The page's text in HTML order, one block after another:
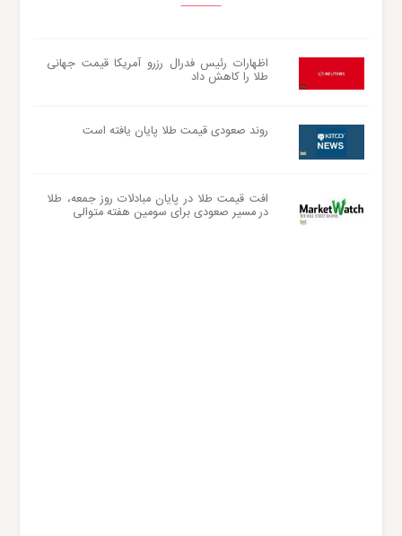
اظهارات رئیس فدرال رزرو آمریکا قیمت جهانی
طلا را کاهش داد
روند صعودی قیمت طلا پایان یافته است
افت قیمت طلا در پایان مبادلات روز جمعه، طلا
در مسیر صعودی برای سومین هفته متوالی